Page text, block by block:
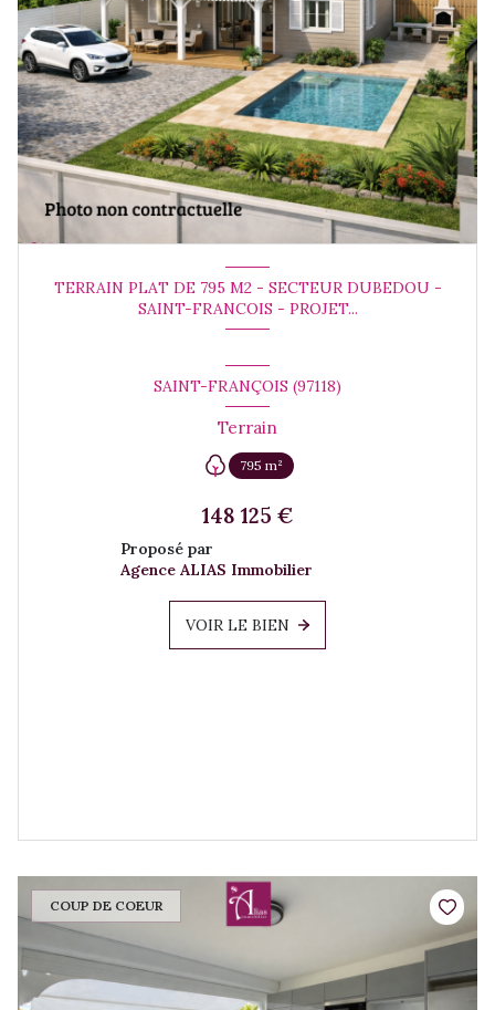
TERRAIN PLAT DE 795 M2 - SECTEUR DUBEDOU -
SAINT-FRANCOIS - PROJET...
SAINT-FRANÇOIS (97118)
Terrain
795 m²
148 125 €
Proposé par
Agence ALIAS Immobilier
VOIR LE BIEN
COUP DE COEUR